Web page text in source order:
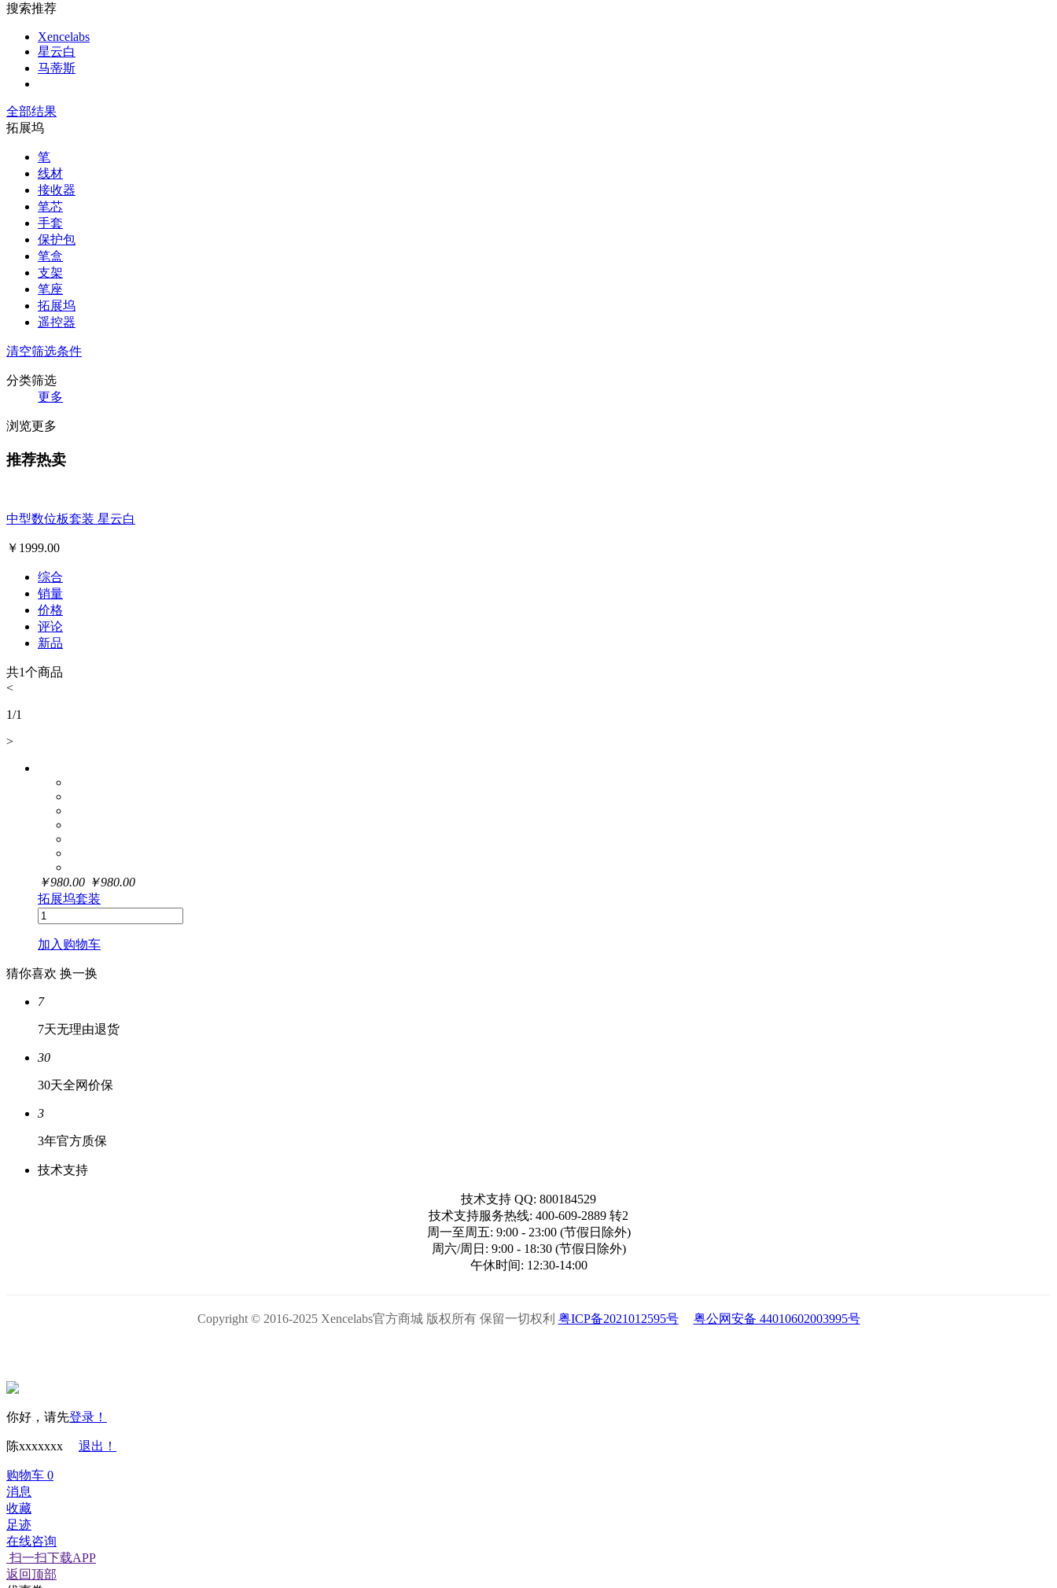
搜索推荐
Xencelabs
星云白
马蒂斯
全部结果
拓展坞
笔
线材
接收器
笔芯
手套
保护包
笔盒
支架
笔座
拓展坞
遥控器
清空筛选条件
分类筛选
更多
浏览更多
推荐热卖
中型数位板套装 星云白
￥ 1999.00
综合
销量
价格
评论
新品
共1个商品
<
1/1
>
￥980.00 ￥980.00
拓展坞套装
加入购物车
猜你喜欢 换一换
7
7天无理由退货
30
30天全网价保
3
3年官方质保
技术支持
技术支持 QQ: 800184529
技术支持服务热线: 400-609-2889 转2
周一至周五: 9:00 - 23:00 (节假日除外)
周六/周日: 9:00 - 18:30 (节假日除外)
午休时间: 12:30-14:00
Copyright © 2016-2025 Xencelabs官方商城 版权所有 保留一切权利 粤ICP备2021012595号 粤公网安备 44010602003995号
你好，请先登录！
陈xxxxxxx 退出！
购物车 0
消息
收藏
足迹
在线咨询
扫一扫下载APP
返回顶部